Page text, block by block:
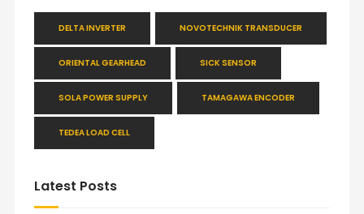
DELTA INVERTER NOVOTECHNIK TRANSDUCER
ORIENTAL GEARHEAD SICK SENSOR
SOLA POWER SUPPLY TAMAGAWA ENCODER
TEDEA LOAD CELL
Latest Posts